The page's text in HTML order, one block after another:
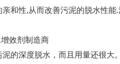
和性,从而改善污泥的脱水性能.
的深度脱水，而且用量还很大